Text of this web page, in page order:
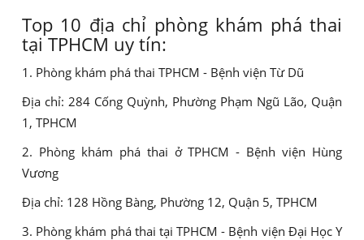
Top 10 địa chỉ phòng khám phá thai
tại TPHCM uy tín:
1. Phòng khám phá thai TPHCM - Bệnh viện Từ Dũ
Địa chỉ: 284 Cống Quỳnh, Phường Phạm Ngũ Lão, Quận
1, TPHCM
2. Phòng khám phá thai ở TPHCM - Bệnh viện Hùng
Vương
Địa chỉ: 128 Hồng Bàng, Phường 12, Quận 5, TPHCM
3. Phòng khám phá thai tại TPHCM - Bệnh viện Đại Học Y